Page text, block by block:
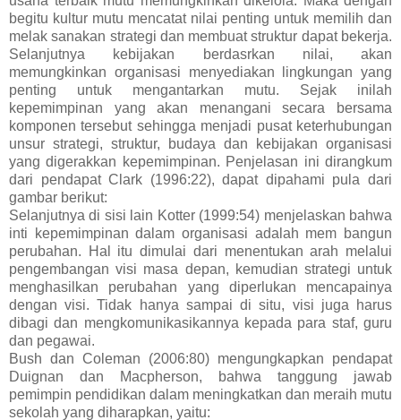
begitu kultur mutu mencatat nilai penting untuk memilih dan
melak sanakan strategi dan membuat struktur dapat bekerja.
Selanjutnya kebijakan berdasrkan nilai, akan
memungkinkan organisasi menyediakan lingkungan yang
penting untuk mengantarkan mutu. Sejak inilah
kepemimpinan yang akan menangani secara bersama
komponen tersebut sehingga menjadi pusat keterhubungan
unsur strategi, struktur, budaya dan kebijakan organisasi
yang digerakkan kepemimpinan. Penjelasan ini dirangkum
dari pendapat Clark (1996:22), dapat dipahami pula dari
gambar berikut:
Selanjutnya di sisi lain Kotter (1999:54) menjelaskan bahwa
inti kepemimpinan dalam organisasi adalah mem bangun
perubahan. Hal itu dimulai dari menentukan arah melalui
pengembangan visi masa depan, kemudian strategi untuk
menghasilkan perubahan yang diperlukan mencapainya
dengan visi. Tidak hanya sampai di situ, visi juga harus
dibagi dan mengkomunikasikannya kepada para staf, guru
dan pegawai.
Bush dan Coleman (2006:80) mengungkapkan pendapat
Duignan dan Macpherson, bahwa tanggung jawab
pemimpin pendidikan dalam meningkatkan dan meraih mutu
sekolah yang diharapkan, yaitu: